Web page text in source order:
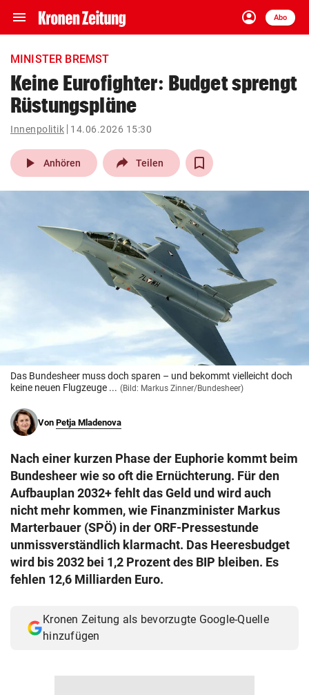
menu Navigation
ein-/ausklappen
account_circle
Anmelden
Abo
close Schließen
account_circle Anmelden
pin_drop
Wien arrow_right
bookmark
Suchbegriff
eingeben
© Krone Multimedia GmbH & Co KG 2026
Muthgasse 2, 1190 Wien
MINISTER BREMST
Keine Eurofighter: Budget sprengt
Rüstungspläne
Innenpolitik 14.06.2026 15:30
play_arrow Anhören Teilen
Das Bundesheer muss doch sparen – und bekommt vielleicht doch
keine neuen Flugzeuge ... (Bild: Markus Zinner/Bundesheer)
Von Petja Mladenova
Nach einer kurzen Phase der Euphorie kommt beim
Bundesheer wie so oft die Ernüchterung. Für den
Aufbauplan 2032+ fehlt das Geld und wird auch
nicht mehr kommen, wie Finanzminister Markus
Marterbauer (SPÖ) in der ORF-Pressestunde
unmissverständlich klarmacht. Das Heeresbudget
wird bis 2032 bei 1,2 Prozent des BIP bleiben. Es
fehlen 12,6 Milliarden Euro.
Kronen Zeitung als bevorzugte Google-Quelle
hinzufügen